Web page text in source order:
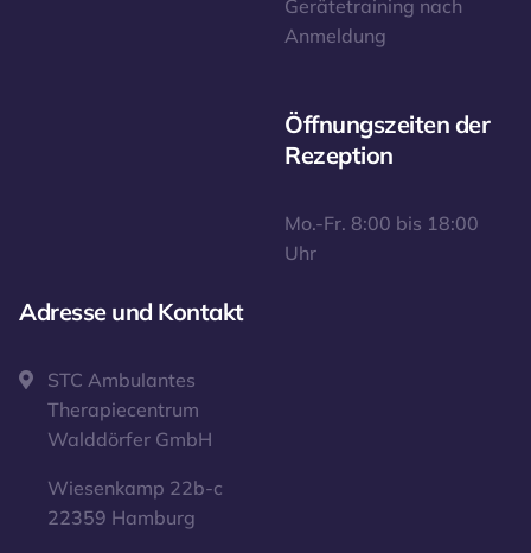
Gerätetraining nach
Anmeldung
Öffnungszeiten der
Rezeption
Mo.-Fr. 8:00 bis 18:00
Uhr
Adresse und Kontakt
STC Ambulantes
Therapiecentrum
Walddörfer GmbH
Wiesenkamp 22b-c
22359 Hamburg